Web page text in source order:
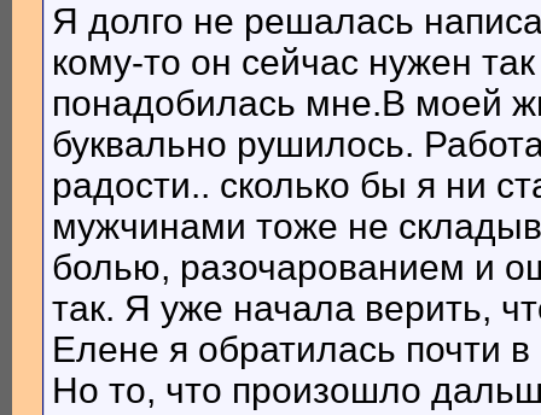
Я долго не решалась
кому-то он сейчас нужен
понадобилась мне.В моей
буквально рушилось.
радости.. сколько бы я ни
мужчинами тоже не
болью, разочарованием и
так. Я уже начала верить,
Елене я обратилась почти
Но то, что произошло